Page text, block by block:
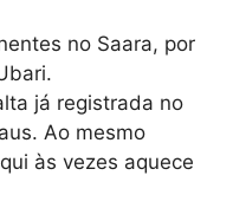
no Saara, por
já registrada no
Ao mesmo
às vezes aquece